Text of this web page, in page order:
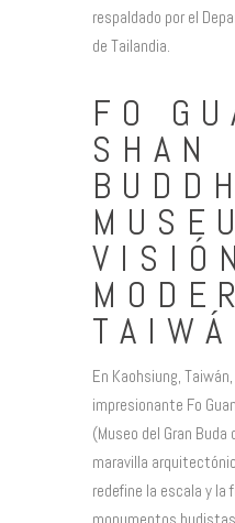
respaldado por el
de Tailandia.
FO
SHAN
VISIÓN
En Kaohsiung,
impresionante Fo
(Museo del Gran Buda
maravilla
redefine la escala y la